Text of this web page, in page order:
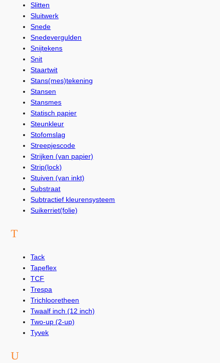
Slitten
Sluitwerk
Snede
Snedevergulden
Snijtekens
Snit
Staartwit
Stans(mes)tekening
Stansen
Stansmes
Statisch papier
Steunkleur
Stofomslag
Streepjescode
Strijken (van papier)
Strip(lock)
Stuiven (van inkt)
Substraat
Subtractief kleurensysteem
Suikerriet(folie)
T
Tack
Tapeflex
TCF
Trespa
Trichlooretheen
Twaalf inch (12 inch)
Two-up (2-up)
Tyvek
U